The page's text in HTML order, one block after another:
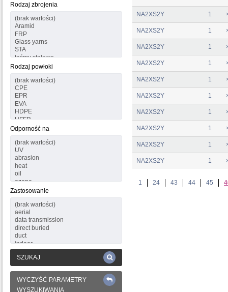
Rodzaj zbrojenia
Rodzaj powłoki
Odporność na
Zastosowanie
SZUKAJ
WYCZYŚĆ PARAMETRY
WYSZUKIWANIA
NA2XS2Y 1
NA2XS2Y 1
NA2XS2Y 1
NA2XS2Y 1
NA2XS2Y 1
NA2XS2Y 1
NA2XS2Y 1
NA2XS2Y 1
NA2XS2Y 1
NA2XS2Y 1
1 24 43 44 45